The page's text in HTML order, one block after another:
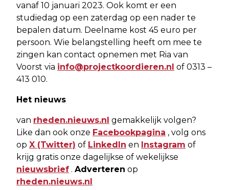
vanaf 10 januari 2023. Ook komt er een
studiedag op een zaterdag op een nader te
bepalen datum. Deelname kost 45 euro per
persoon. Wie belangstelling heeft om mee te
zingen kan contact opnemen met Ria van
Voorst via info@projectkoordieren.nl of 0313 –
413 010.
Het nieuws
van rheden.nieuws.nl gemakkelijk volgen?
Like dan ook onze Facebookpagina , volg ons
op X (Twitter) of LinkedIn en Instagram of
krijg gratis onze dagelijkse of wekelijkse
nieuwsbrief . Adverteren op
rheden.nieuws.nl